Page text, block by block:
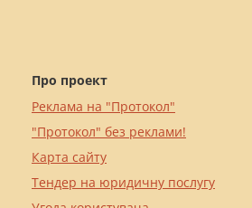
Про проект
Реклама на "Протокол"
"Протокол" без реклами!
Карта сайту
Тендер на юридичну послугу